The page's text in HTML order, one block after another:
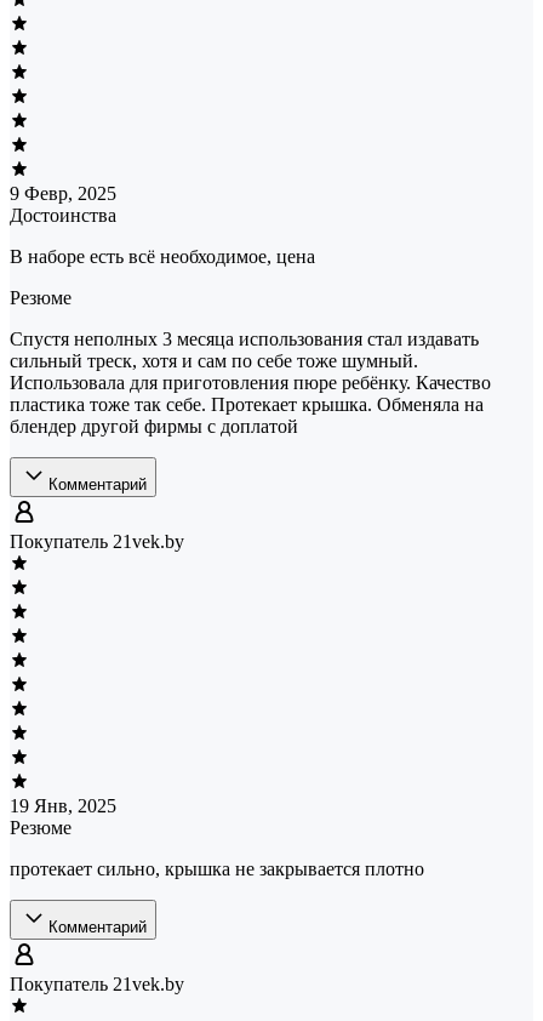
9 Февр, 2025
Достоинства
В наборе есть всё необходимое, цена
Резюме
Спустя неполных 3 месяца использования стал издавать
сильный треск, хотя и сам по себе тоже шумный.
Использовала для приготовления пюре ребёнку. Качество
пластика тоже так себе. Протекает крышка. Обменяла на
блендер другой фирмы с доплатой
Комментарий
Покупатель 21vek.by
19 Янв, 2025
Резюме
протекает сильно, крышка не закрывается плотно
Комментарий
Покупатель 21vek.by